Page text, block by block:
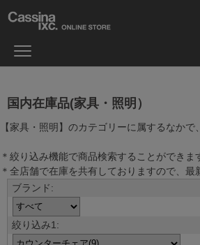
国内在庫品(家具・照明）
【家具・照明】のカテゴリーに属するなか
＊絞り込み機能で商品検索することができま
＊全店舗で在庫を共有しておりますので、